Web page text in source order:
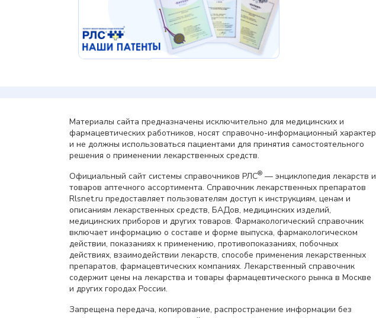
Материалы сайта предназначены исключительно для медицинских и
фармацевтических работников, носят справочно-информационный характер
и не должны использоваться пациентами для принятия самостоятельного
решения о применении лекарственных средств.
Официальный сайт системы справочников РЛС® — энциклопедия лекарств и
товаров аптечного ассортимента. Справочник лекарственных препаратов
Rlsnet.ru предоставляет пользователям доступ к инструкциям, ценам и
описаниям лекарственных средств, БАДов, медицинских изделий,
медицинских приборов и других товаров. Фармакологический справочник
включает информацию о составе и форме выпуска, фармакологическом
действии, показаниях к применению, противопоказаниях, побочных
действиях, взаимодействии лекарств, способе применения лекарственных
препаратов, фармацевтических компаниях. Лекарственный справочник
содержит цены на лекарства и товары фармацевтического рынка в Москве
и других городах России.
Запрещена передача, копирование, распространение информации без